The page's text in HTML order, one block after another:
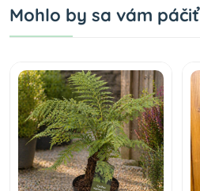
Mohlo by sa vám páčiť